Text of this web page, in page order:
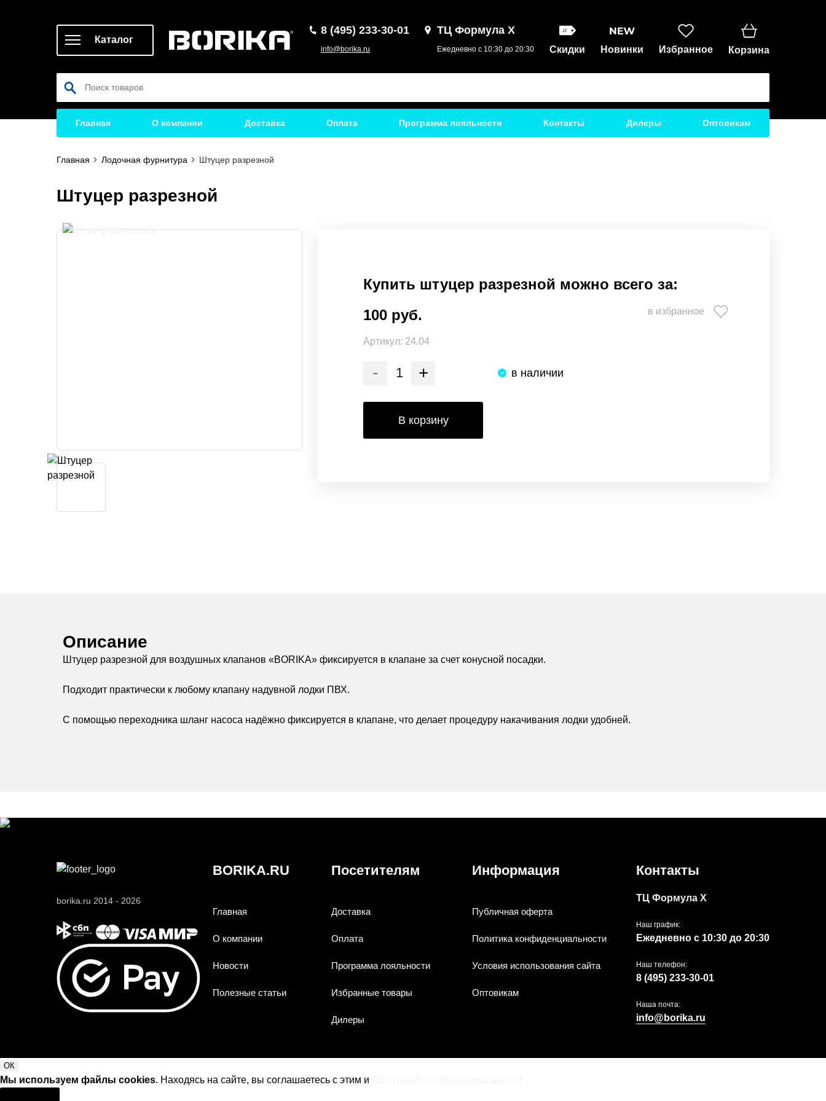
Каталог
8 (495) 233-30-01
info@borika.ru
ТЦ Формула Х
Ежедневно с 10:30 до 20:30 Скидки Новинки Избранное Корзина
Главная О компании Доставка Оплата Программа лояльности Контакты Дилеры Оптовикам
Главная Лодочная фурнитура Штуцер разрезной
Штуцер разрезной
Купить штуцер разрезной можно всего за:
100 руб.
в избранное
Артикул: 24.04
- + в наличии
В корзину
Описание
Штуцер разрезной для воздушных клапанов «BORIKA» фиксируется в клапане за счет конусной посадки.
Подходит практически к любому клапану надувной лодки ПВХ.
С помощью переходника шланг насоса надёжно фиксируется в клапане, что делает процедуру накачивания лодки удобней.
borika.ru 2014 - 2026
BORIKA.RU
Главная
О компании
Новости
Полезные статьи
Посетителям
Доставка
Оплата
Программа лояльности
Избранные товары
Дилеры
Информация
Публичная оферта
Политика конфиденциальности
Условия использования сайта
Оптовикам
Контакты
ТЦ Формула Х
Наш график:
Ежедневно с 10:30 до 20:30
Наш телефон:
8 (495) 233-30-01
Наша почта:
info@borika.ru
ОК
Мы используем файлы cookies. Находясь на сайте, вы соглашаетесь с этим и